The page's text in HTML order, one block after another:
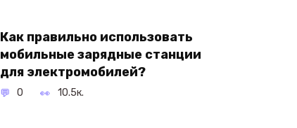
Как правильно использовать
мобильные зарядные станции
для электромобилей?
0 10.5к.